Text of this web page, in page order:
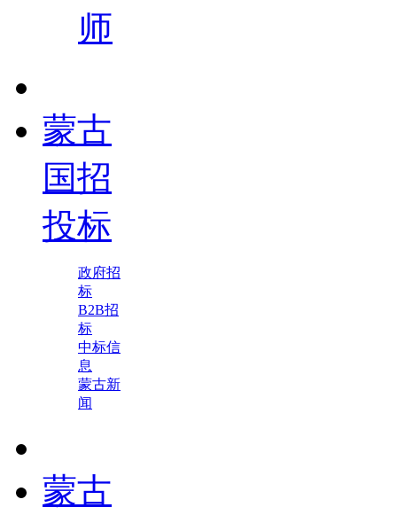
师
蒙古
国招
投标
政府招
标
B2B招
标
中标信
息
蒙古新
闻
蒙古